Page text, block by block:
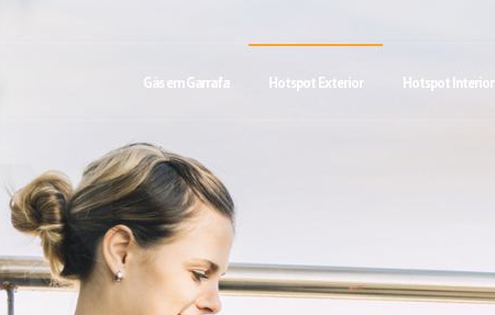
Gás em Garrafa Hotspot Exterior Hotspot Interior